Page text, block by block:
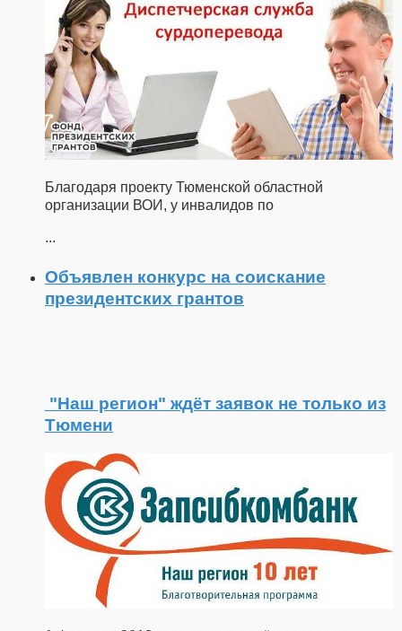
Благодаря проекту Тюменской областной
организации ВОИ, у инвалидов по
...
Объявлен конкурс на соискание
президентских грантов
"Наш регион" ждёт заявок не только из
Тюмени